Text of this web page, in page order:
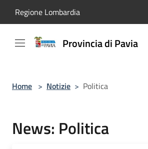
Regione Lombardia
Provincia di Pavia
Home > Notizie > Politica
News: Politica